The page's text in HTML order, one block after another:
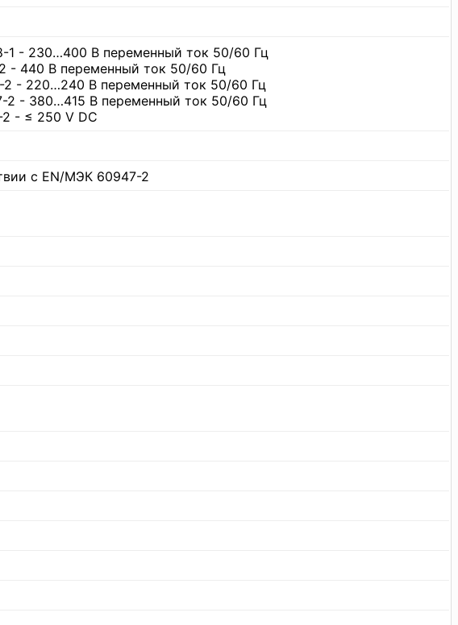
1 - 230…400 В переменный ток 50/60 Гц
- 440 В переменный ток 50/60 Гц
2 - 220…240 В переменный ток 50/60 Гц
2 - 380…415 В переменный ток 50/60 Гц
2 - ≤ 250 V DC
с EN/МЭК 60947-2